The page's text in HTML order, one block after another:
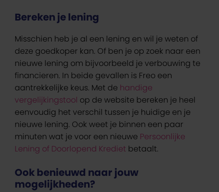
Bereken je lening
Misschien heb je al een lening en wil je weten of
deze goedkoper kan. Of ben je op zoek naar een
nieuwe lening om bijvoorbeeld je verbouwing te
financieren. In beide gevallen is Freo een
aantrekkelijke keus. Met de handige
vergelijkingstool op de website bereken je heel
eenvoudig het verschil tussen je huidige en je
nieuwe lening. Ook weet je binnen een paar
minuten wat je voor een nieuwe Persoonlijke
Lening of Doorlopend Krediet betaalt.
Ook benieuwd naar jouw
mogelijkheden?